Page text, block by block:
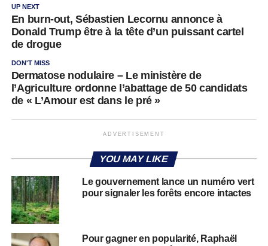
UP NEXT
En burn-out, Sébastien Lecornu annonce à
Donald Trump être à la tête d’un puissant cartel
de drogue
DON'T MISS
Dermatose nodulaire – Le ministère de
l’Agriculture ordonne l’abattage de 50 candidats
de « L’Amour est dans le pré »
ADVERTISEMENT
YOU MAY LIKE
Le gouvernement lance un numéro vert
pour signaler les forêts encore intactes
Pour gagner en popularité, Raphaël